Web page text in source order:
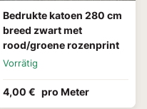
Bedrukte katoen 280 cm
breed zwart met
rood/groene rozenprint
Vorrätig
4,00 € pro Meter